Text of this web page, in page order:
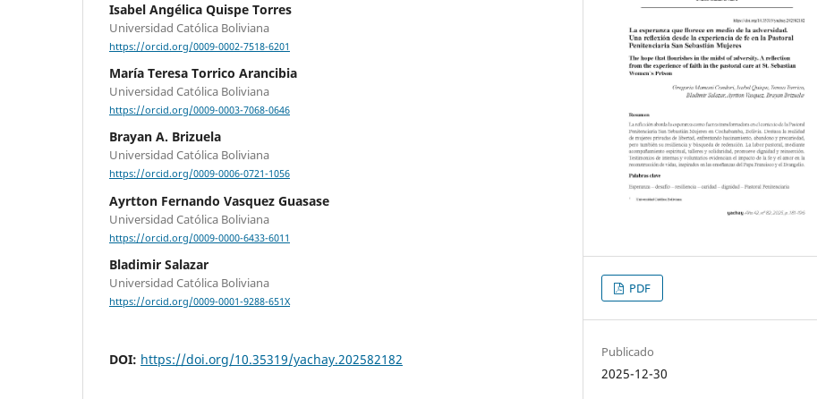
Isabel Angélica Quispe Torres
Universidad Católica Boliviana
https://orcid.org/0009-0002-7518-6201
María Teresa Torrico Arancibia
Universidad Católica Boliviana
https://orcid.org/0009-0003-7068-0646
Brayan A. Brizuela
Universidad Católica Boliviana
https://orcid.org/0009-0006-0721-1056
Ayrtton Fernando Vasquez Guasase
Universidad Católica Boliviana
https://orcid.org/0009-0000-6433-6011
Bladimir Salazar
Universidad Católica Boliviana
https://orcid.org/0009-0001-9288-651X
DOI: https://doi.org/10.35319/yachay.202582182
PDF
Publicado
2025-12-30